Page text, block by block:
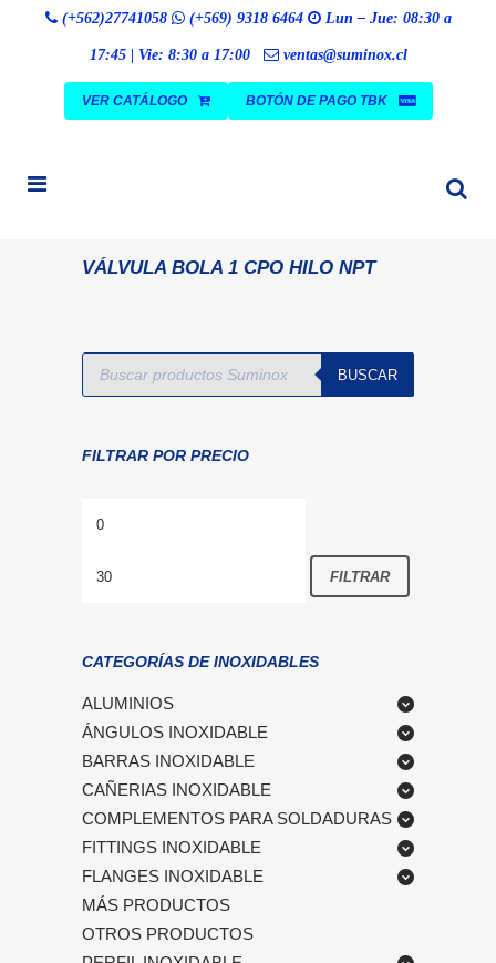
(+562)27741058 (+569) 9318 6464 Lun – Jue: 08:30 a
17:45 | Vie: 8:30 a 17:00 ventas@suminox.cl
VER CATÁLOGO BOTÓN DE PAGO TBK
VÁLVULA BOLA 1 CPO HILO NPT
Búsqueda
productos
BUSCAR
FILTRAR POR PRECIO
FILTRAR
CATEGORÍAS DE INOXIDABLES
ALUMINIOS
ÁNGULOS INOXIDABLE
BARRAS INOXIDABLE
CAÑERIAS INOXIDABLE
COMPLEMENTOS PARA SOLDADURAS
FITTINGS INOXIDABLE
FLANGES INOXIDABLE
MÁS PRODUCTOS
OTROS PRODUCTOS
de
BUSCAR